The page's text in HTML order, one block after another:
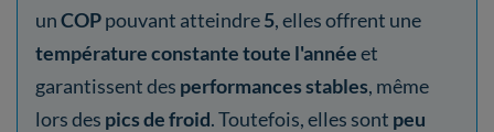
unCOPpouvant atteindre5, elles offrent une
température constante toute l'annéeet
garantissent des performances stables, même
lors des pics de froid. Toutefois, elles sont peu